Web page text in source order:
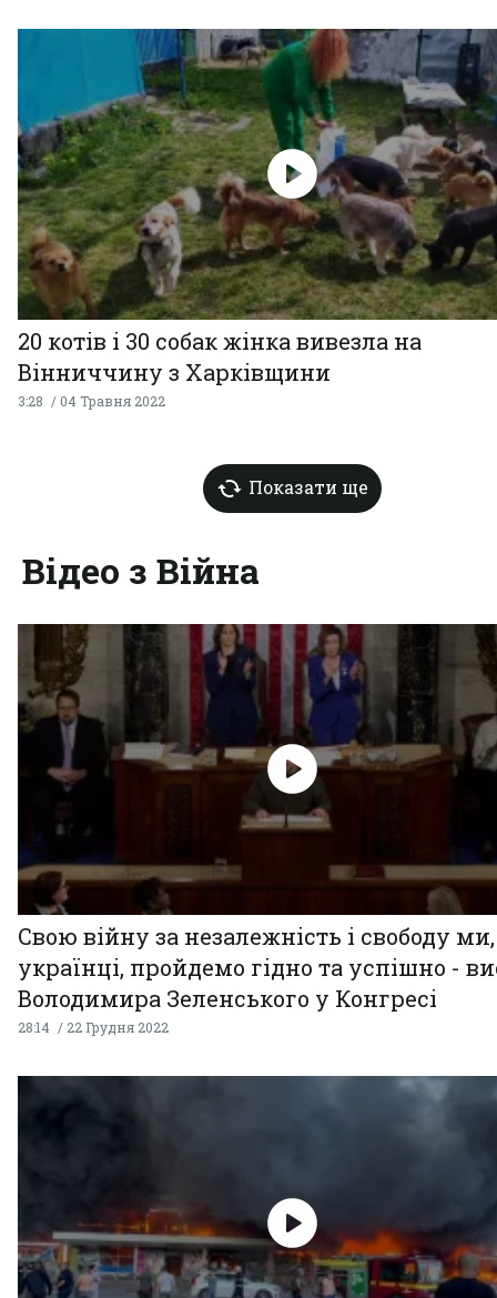
20 котів і 30 собак жінка вивезла на
Вінниччину з Харківщини
3:28 04 Травня 2022
Показати ще
Відео з Війна
Свою війну за незалежність і свободу ми,
українці, пройдемо гідно та успішно -
Володимира Зеленського у Конгресі
28:14 22 Грудня 2022